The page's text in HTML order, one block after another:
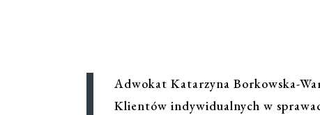
Adwokat Katarzyna Borkowska-
Klientów indywidualnych w